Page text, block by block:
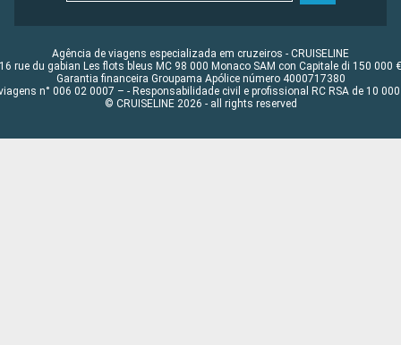
Agência de viagens especializada em cruzeiros - CRUISELINE
16 rue du gabian Les flots bleus MC 98 000 Monaco SAM con Capitale di 150 000 €
Garantia financeira Groupama Apólice número 4000717380
n° 006 02 0007 – - Responsabilidade civil e profissional RC RSA de 10 000
© CRUISELINE 2026 - all rights reserved